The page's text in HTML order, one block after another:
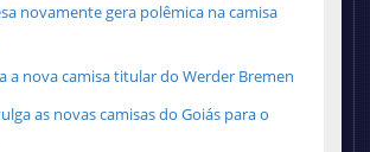
novamente gera polêmica na camisa
a nova camisa titular do Werder Bremen
as novas camisas do Goiás para o